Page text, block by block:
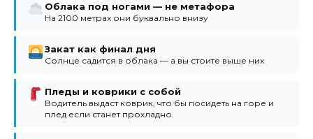
выезд разным. Кто-то видит сплошной туман, кто-то —
закат в чистом небе с облаками далеко внизу, а кто-то
именно те облака за которыми все едут.
На вершине вас ждет пикник: свежий шоти-пури,
сулугуни, чурчхела, шашлык, домашнее вино — красное и
белое, чай и кофе. Есть пледы если прохладно и коврики
чтобы посидеть.
Облака под ногами — не метафора
На 2100 метрах они буквально внизу
Закат как финал дня
Солнце садится в облака — а вы стоите выше них
Пледы и коврики с собой
Водитель выдаст коврик, что бы посидеть на горе и
плед если станет прохладно.